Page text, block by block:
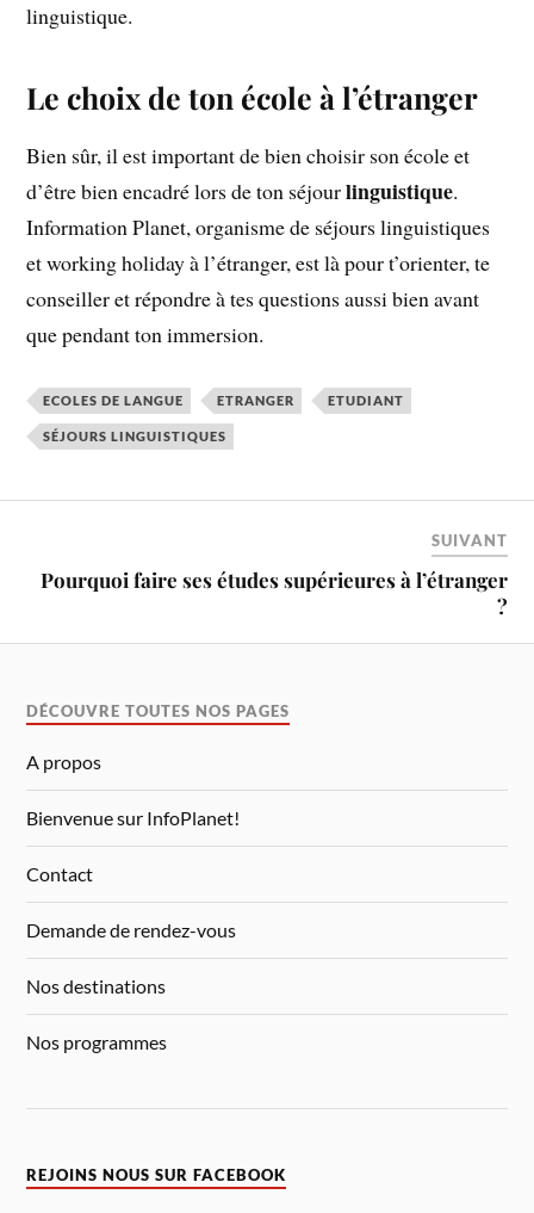
linguistique.
Le choix de ton école à l’étranger
Bien sûr, il est important de bien choisir son école et
d’être bien encadré lors de ton séjourlinguistique.
Information Planet, organisme de séjours linguistiques
et working holiday à l’étranger, est là pour t’orienter, te
conseiller et répondre à tes questions aussi bien avant
que pendant ton immersion.
ECOLES DE LANGUE ETRANGER ETUDIANT
SÉJOURS LINGUISTIQUES
SUIVANT
Pourquoi faire ses études supérieures à l’étranger
?
DÉCOUVRE TOUTES NOS PAGES
A propos
Bienvenue sur InfoPlanet!
Contact
Demande de rendez-vous
Nos destinations
Nos programmes
REJOINS NOUS SUR FACEBOOK